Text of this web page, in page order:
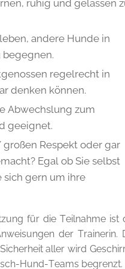
ruhig und gelassen
andere Hunde in
regelrecht in
denken können.
Abwechslung zum
geeignet.
Respekt oder gar
Egal ob Sie selbst
sich gern um ihre
für die Teilnahme ist
der Trainerin.
aller wird
Hund-Teams begrenzt.